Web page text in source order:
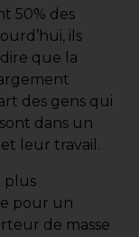
50% des
ils
que la
des gens qui
dans un
leur travail.
plus
pour un
de masse